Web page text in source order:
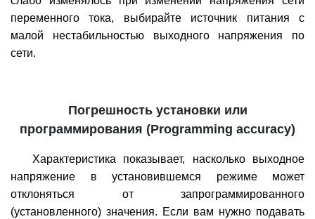
переменного тока, выбирайте источник питания с
малой нестабильностью выходного напряжения по
сети.
Погрешность установки или
программирования (Programming accuracy)
Характеристика показывает, насколько выходное
напряжение в установившемся режиме может
отклоняться от запрограммированного
(установленного) значения. Если вам нужно подавать